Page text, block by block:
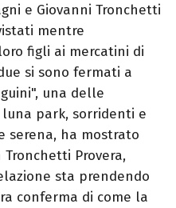
e Giovanni Tronchetti
mentre
figli ai mercatini di
si sono fermati a
una delle
park, sorridenti e
serena, ha mostrato
Provera,
sta prendendo
conferma di come la